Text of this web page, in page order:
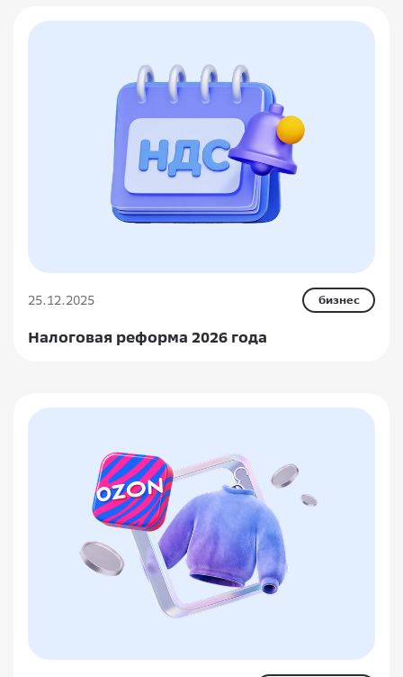
25.12.2025 бизнес
Налоговая реформа 2026 года